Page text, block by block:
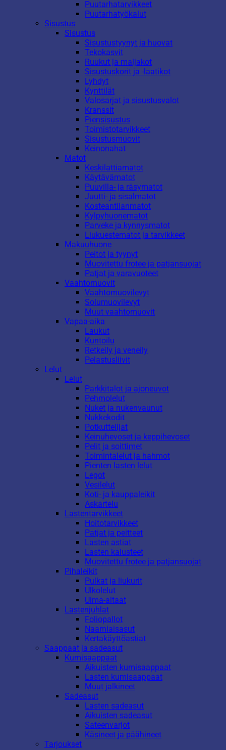
Puutarhatarvikkeet
Puutarhatyökalut
Sisustus
Sisustus
Sisustustyynyt ja huovat
Tekokasvit
Ruukut ja maljakot
Sisustuskorit ja -laatikot
Lyhdyt
Kynttilät
Valosarjat ja sisustusvalot
Kranssit
Piensisustus
Toimistotarvikkeet
Sisustusmuovit
Keinonahat
Matot
Keskilattiamatot
Käytävämatot
Puuvilla- ja räsymatot
Juutti- ja sisalmatot
Kosteantilanmatot
Kylpyhuonematot
Parveke ja kynnysmatot
Liukuestematot ja tarvikkeet
Makuuhuone
Peitot ja tyynyt
Muovitettu frotee ja patjansuojat
Patjat ja varavuoteet
Vaahtomuovit
Vaahtomuovilevyt
Solumuovilevyt
Muut vaahtomuovit
Vapaa-aika
Laukut
Kuntoilu
Retkeily ja veneily
Pelastusliivit
Lelut
Lelut
Parkkitalot ja ajoneuvot
Pehmolelut
Nuket ja nukenvaunut
Nukkekodit
Potkuttelijat
Keinuhevoset ja keppihevoset
Pelit ja soittimet
Toimintalelut ja hahmot
Pienten lasten lelut
Legot
Vesilelut
Koti- ja kauppaleikit
Askartelu
Lastentarvikkeet
Hoitotarvikkeet
Patjat ja peitteet
Lasten astiat
Lasten kalusteet
Muovitettu frotee ja patjansuojat
Pihaleikit
Pulkat ja liukurit
Ulkolelut
Uima-altaat
Lastenjuhlat
Foliopallot
Naamiaisasut
Kertakäyttöastiat
Saappaat ja sadeasut
Kumisaappaat
Aikuisten kumisaappaat
Lasten kumisaappaat
Muut jalkineet
Sadeasut
Lasten sadeasut
Aikuisten sadeasut
Sateenvarjot
Käsineet ja päähineet
Tarjoukset